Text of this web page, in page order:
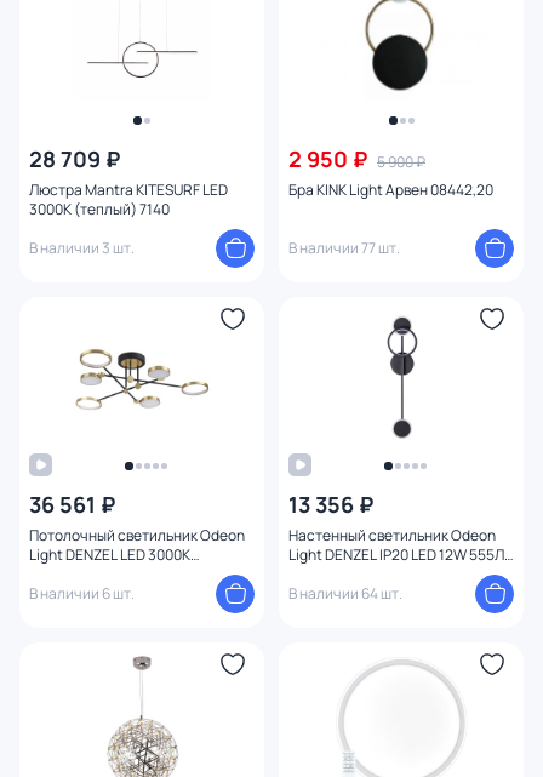
28 709 ₽
Люстра Mantra KITESURF LED
3000К (теплый) 7140
В наличии 3 шт.
2 950 ₽ 5 900 ₽
Бра KINK Light Арвен 08442,20
В наличии 77 шт.
36 561 ₽
Потолочный светильник Odeon
Light DENZEL LED 3000К
В наличии 6 шт.
13 356 ₽
Настенный светильник Odeon
Light DENZEL IP20 LED 12W 555Лм
В наличии 64 шт.